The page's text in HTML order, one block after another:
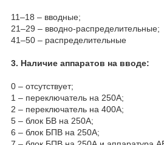
11–18 – вводные;
21–29 – вводно-распределительные;
41–50 – распределительные
3. Наличие аппаратов на вводе:
0 – отсутствует;
1 – переключатель на 250А;
2 – переключатель на 400А;
5 – блок БВ на 250А;
6 – блок БПВ на 250А;